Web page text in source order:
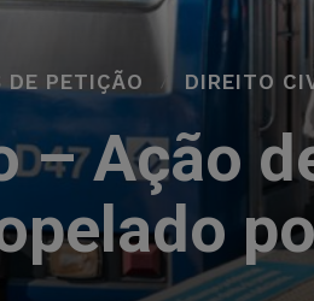
DE PETIÇÃO DIREITO
– Ação